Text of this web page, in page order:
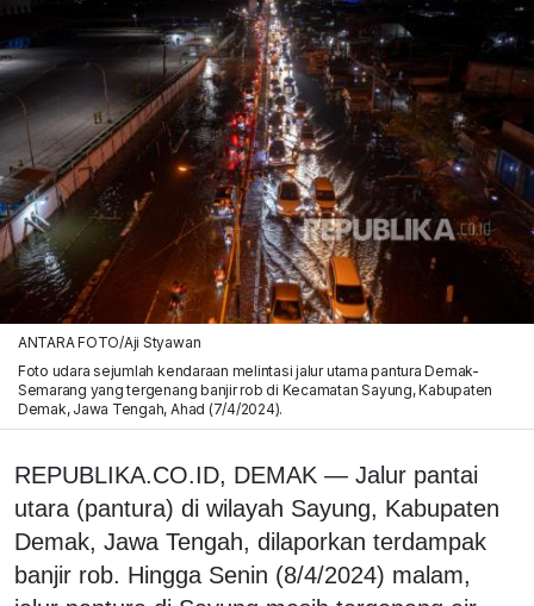
ANTARA FOTO/Aji Styawan
Foto udara sejumlah kendaraan melintasi jalur utama pantura Demak-
Semarang yang tergenang banjir rob di Kecamatan Sayung, Kabupaten
Demak, Jawa Tengah, Ahad (7/4/2024).
REPUBLIKA.CO.ID, DEMAK — Jalur pantai
utara (pantura) di wilayah Sayung, Kabupaten
Demak, Jawa Tengah, dilaporkan terdampak
banjir rob. Hingga Senin (8/4/2024) malam,